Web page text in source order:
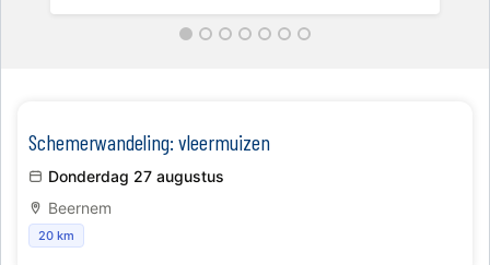
Schemerwandeling: vleermuizen
Donderdag 27 augustus
Beernem
20 km